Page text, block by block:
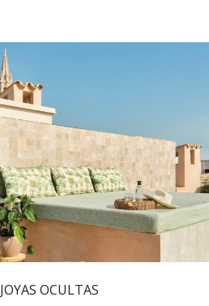
JOYAS OCULTAS